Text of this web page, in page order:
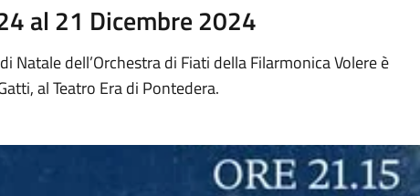
al 21 Dicembre 2024
Natale dell’Orchestra di Fiati della Filarmonica Volere è
al Teatro Era di Pontedera.